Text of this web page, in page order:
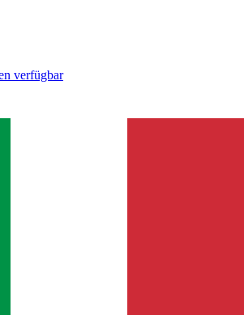
verfügbar